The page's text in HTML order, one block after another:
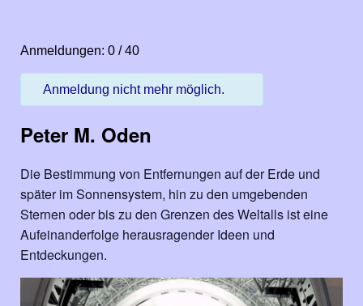
Anmeldungen: 0 / 40
Anmeldung nicht mehr möglich.
Peter M. Oden
Die Bestimmung von Entfernungen auf der Erde und
später im Sonnensystem, hin zu den umgebenden
Sternen oder bis zu den Grenzen des Weltalls ist eine
Aufeinanderfolge herausragender Ideen und
Entdeckungen.